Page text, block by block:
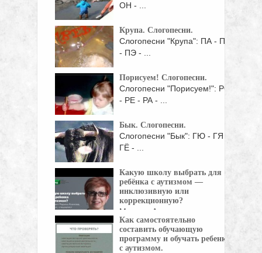
ОН - ...
Крупа. Слогопесни.
Слогопесни "Крупа": ПА - ПУ
- ПЭ - ...
Порисуем! Слогопесни.
Слогопесни "Порисуем!": РО
- РЕ - РА - ...
Бык. Слогопесни.
Слогопесни "Бык": ГЮ - ГЯ -
ГЁ - ...
Какую школу выбрать для
ребёнка с аутизмом —
инклюзивную или
коррекционную?
Марина Азимова -
поведенческий аналитик,
Ed. M., ...
Как самостоятельно
составить обучающую
программу и обучать ребенка
с аутизмом.